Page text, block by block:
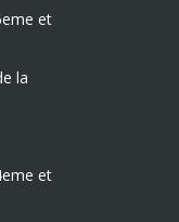
et
la
et